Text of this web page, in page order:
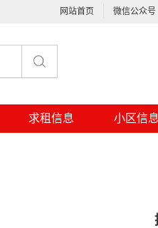
网站首页 微信公众号
求租信息 小区信息